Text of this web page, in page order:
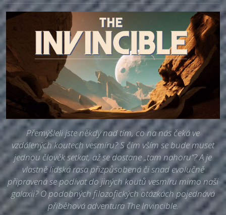
Přemýšleli jste někdy nad tím, co na nás čeká ve
vzdálených koutech vesmíru? S čím vším se bude muset
jednou člověk setkat, až se dostane „tam nahoru“? A je
vlastně lidská rasa přizpůsobená či snad evolučně
připravená se podívat do jiných koutů vesmíru mimo naši
galaxii? O podobných filozofických otázkách pojednává
příběhová adventura The Invincible.